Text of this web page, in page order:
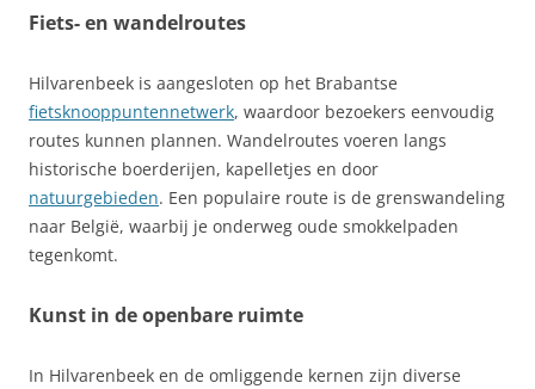
Fiets- en wandelroutes
Hilvarenbeek is aangesloten op het Brabantse
fietsknooppuntennetwerk, waardoor bezoekers eenvoudig
routes kunnen plannen. Wandelroutes voeren langs
historische boerderijen, kapelletjes en door
natuurgebieden. Een populaire route is de grenswandeling
naar België, waarbij je onderweg oude smokkelpaden
tegenkomt.
Kunst in de openbare ruimte
In Hilvarenbeek en de omliggende kernen zijn diverse